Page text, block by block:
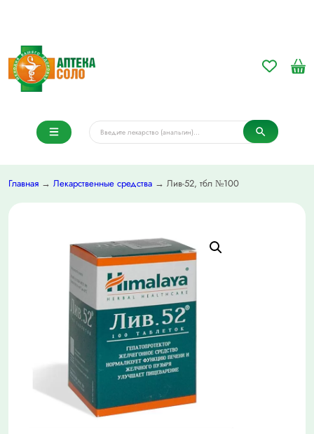
Главная → Лекарственные средства → Лив-52, тбл №100